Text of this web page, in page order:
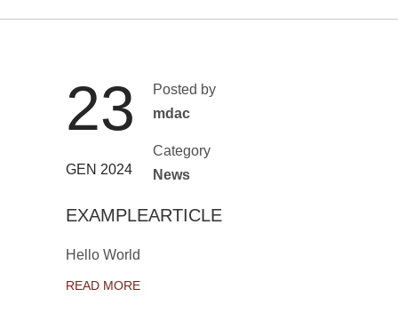
23
GEN 2024
Posted by
mdac
Category
News
EXAMPLEARTICLE
Hello World
READ MORE